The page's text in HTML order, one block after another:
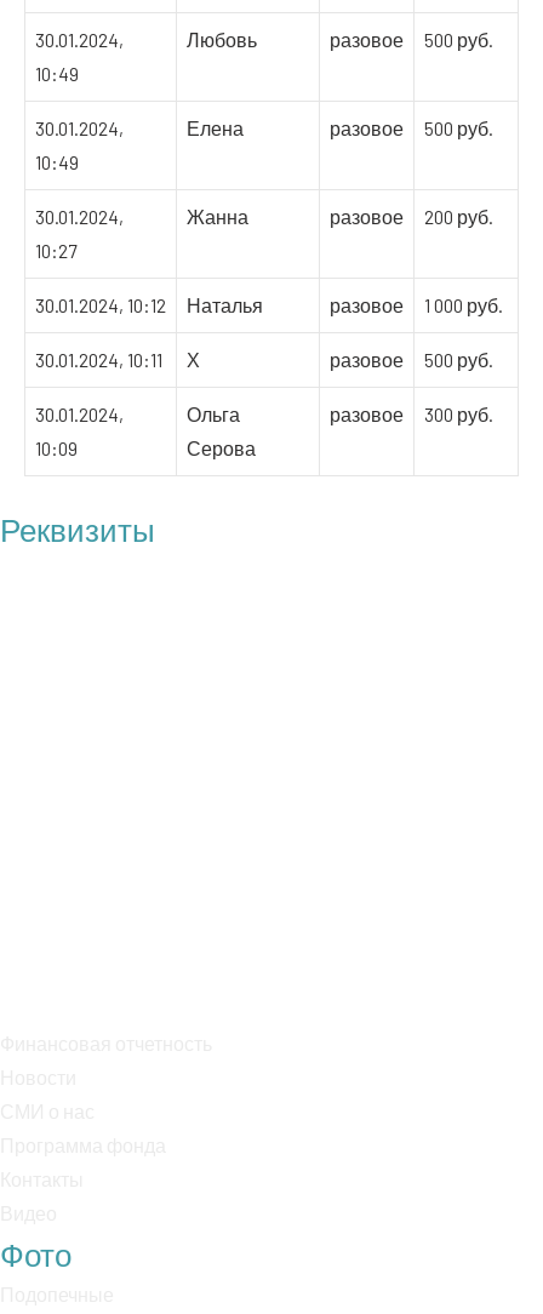
30.01.2024,
10:49
Любовь разовое 500 руб.
30.01.2024,
10:49
Елена разовое 500 руб.
30.01.2024,
10:27
Жанна разовое 200 руб.
30.01.2024, 10:12 Наталья разовое 1 000 руб.
30.01.2024, 10:11 Х разовое 500 руб.
30.01.2024,
10:09
Ольга
Серова
разовое 300 руб.
Реквизиты
Фото